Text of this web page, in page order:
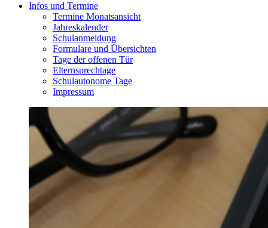
Infos und Termine
Termine Monatsansicht
Jahreskalender
Schulanmeldung
Formulare und Übersichten
Tage der offenen Tür
Elternsprechtage
Schulautonome Tage
Impressum